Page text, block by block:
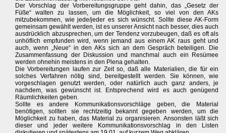
Der Vorschlag der Vorbereitungsgruppe geht dahin, das „Gesetz der
Füße“ walten zu lassen, um die Möglichkeit, so viel von den AKs
mitzubekommen, wie jede/jeder es sich wünscht. Sollte diese AK-Form
gemeinsam gewählt werden, ist es unserer Ansicht nach besser, dies auch
ausdrücklich abzusprechen, um der Tendenz vorzubeugen, daß es oft als
unhöflich empfunden wird, wenn jemand aus einem AK raus geht und
auch, wenn „Neue“ in den AKs sich an dem Gespräch beteiligen. Die
Zusammenfassung der Diskussion und manchmal auch ein Resümee
werden ohnehin meistens in den Plena gehalten.
Die Vorbereitungen laufen zur Zeit so, daß alle Materialien, die für ein
solches Verfahren nötig sind, bereitgestellt werden. Sie können, wie
vorgeschlagen genutzt werden, oder natürlich auch ganz anders, je
nachdem, was gewünscht ist. Entsprechend wird es auch genügend
Räumlichkeiten geben.
Sollte es andere Kommunikationsvorschläge geben, die Material
benötigen, sollten sie rechtzeitig bekannt gegeben werden, um die
Möglichkeit zu haben, das Material zu organisieren. Ansonsten läßt sich
dieser und jeder weitere Kommunikationsvorschlag in den Listen